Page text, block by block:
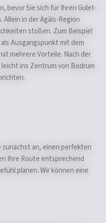
bevor Sie sich für Ihren Gulet-
in der Ägäis-Region
stoßen. Zum Beispiel
Ausgangspunkt mit dem
mehrere Vorteile. Nach der
ins Zentrum von Bodrum
zunächst an, einen perfekten
Ihre Route entsprechend
planen. Wir können eine